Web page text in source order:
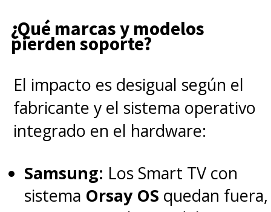
¿Qué marcas y modelos
pierden soporte?
El impacto es desigual según el
fabricante y el sistema operativo
integrado en el hardware:
Samsung: Los Smart TV con
sistema Orsay OS quedan fuera,